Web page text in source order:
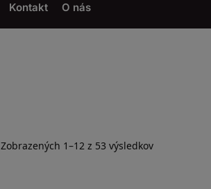
Kontakt O nás
Zobrazených 1–12 z 53 výsledkov